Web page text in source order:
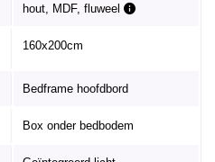
hout, MDF, fluweel
160x200cm
Bedframe hoofdbord
Box onder bedbodem